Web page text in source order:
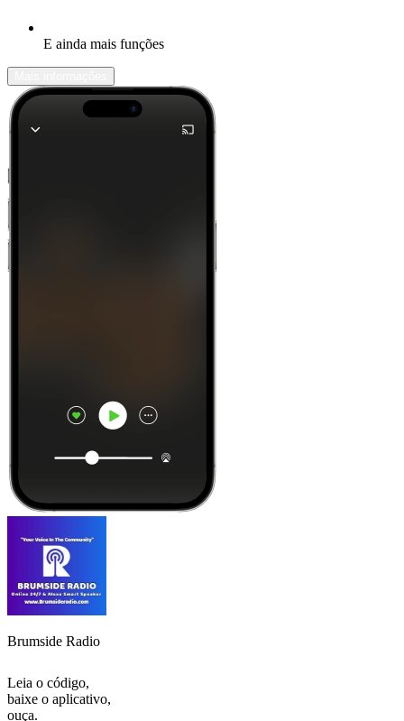
E ainda mais funções
Brumside Radio
Leia o código,
baixe o aplicativo,
ouça.